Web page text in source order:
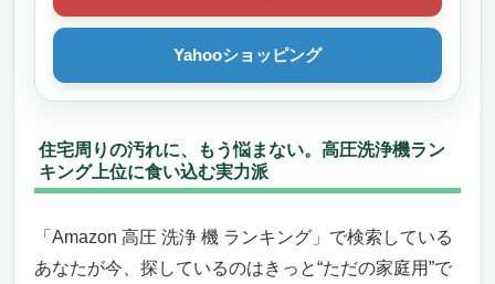
Yahooショッピング
住宅周りの汚れに、もう悩まない。高圧洗浄機ラン
キング上位に食い込む実力派
「Amazon 高圧 洗浄 機 ランキング」で検索している
あなたが今、探しているのはきっと“ただの家庭用”で